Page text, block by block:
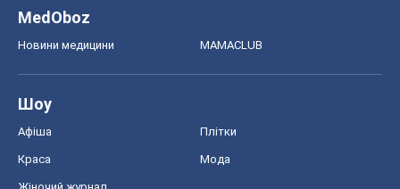
MedOboz
Новини медицини MAMACLUB
Шоу
Афіша Плітки
Краса Мода